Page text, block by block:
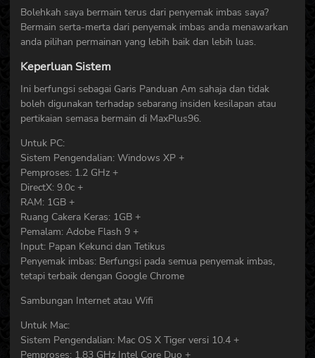
Bolehkah saya bermain terus dari penyemak imbas saya?
Bermain serta-merta dari penyemak imbas anda menawarkan
anda pilihan permainan yang lebih baik dan lebih luas.
Keperluan Sistem
Ini berfungsi sebagai Garis Panduan Am sahaja dan tidak
boleh digunakan terhadap sebarang insiden kesilapan atau
pertikaian semasa bermain di MaxPlus96.
Untuk PC:
Sistem Pengendalian: Windows XP +
Pemproses: 1.2 GHz +
DirectX: 9.0c +
RAM: 1GB +
Ruang Cakera Keras: 1GB +
Pemalam: Adobe Flash 9 +
Input: Papan Kekunci dan Tetikus
Penyemak imbas: Berfungsi pada semua penyemak imbas,
tetapi terbaik dengan Google Chrome
Sambungan Internet atau Wifi
Untuk Mac:
Sistem Pengendalian: Mac OS X Tiger versi 10.4 +
Pemproses: 1.83 GHz Intel Core Duo +